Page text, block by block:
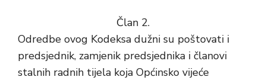
Član 2.
Odredbe ovog Kodeksa dužni su poštovati i
predsjednik, zamjenik predsjednika i članovi
stalnih radnih tijela koja Općinsko vijeće